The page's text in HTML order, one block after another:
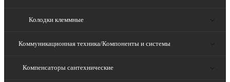
Колодки клеммные
Коммуникационная техника/Компоненты и системы
Компенсаторы сантехнические